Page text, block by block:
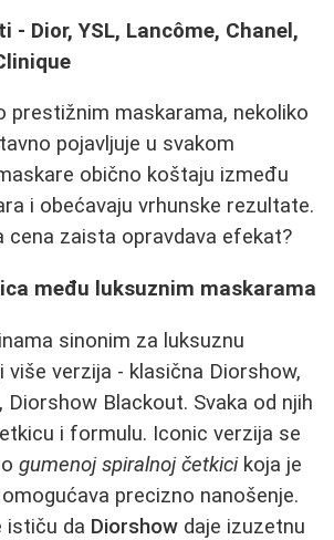
- Dior, YSL, Lancôme, Chanel,
prestižnim maskarama, nekoliko
pojavljuje u svakom
obično koštaju između
i obećavaju vrhunske rezultate.
cena zaista opravdava efekat?
među luksuznim maskarama
sinonim za luksuznu
više verzija - klasična Diorshow,
Diorshow Blackout. Svaka od njih
i formulu. Iconic verzija se
gumenoj spiralnoj četkicikoja je
precizno nanošenje.
ističu da Diorshow daje izuzetnu